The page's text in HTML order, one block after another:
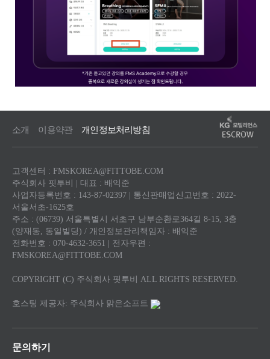
소개 이용약관 개인정보처리방침
고객센터 : FMSKOREA@FITTOBE.COM
주식회사 핏투비 | 대표 : 배익준
사업자등록번호 : 143-87-02397 | 통신판매업신고번호 : 2022-
서울서초-1625호
주소 : (06739) 서울특별시 서초구 남부순환로364길 8-15, 3층
(양재동, 동일빌딩) / 개인정보관리책임자 : 배익준
전화번호 : 070-4632-3651 | 전자우편 :
FMSKOREA@FITTOBE.COM
COPYRIGHT (C) 주식회사 핏투비 ALL RIGHTS RESERVED.
호스팅 제공자: 주식회사 맑은소프트
문의하기